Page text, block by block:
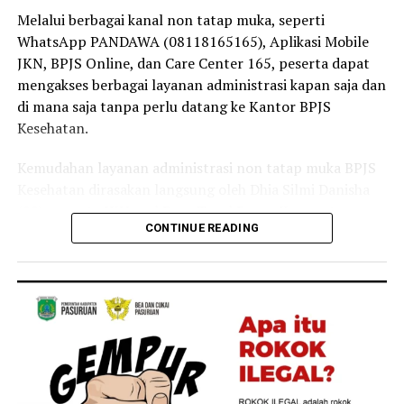
masyarakat tetap dapat mengakses layanan kesehatan
tanpa terkendala biaya,” ujar Linda.
Selain sebagai tenaga kesehatan, Linda juga merasakan
langsung manfaat Program JKN dalam kehidupan
keluarganya.
ringan, seperti batuk dan pilek.
“Keluarga saya juga merasakan langsung manfaat
Program JKN. Saat mengalami keluhan ringan seperti
batuk atau pilek, kami dapat segera memeriksakan diri
dan memperoleh pelayanan kesehatan yang dibutuhkan.
Kehadiran Program JKN membuat kami merasa lebih
tenang karena tidak perlu khawatir terhadap biaya saat
membutuhkan pengobatan,” tuturnya.
Melalui berbagai kanal non tatap muka, seperti
WhatsApp PANDAWA (08118165165), Aplikasi Mobile
JKN, BPJS Online, dan Care Center 165, peserta dapat
mengakses berbagai layanan administrasi kapan saja dan
di mana saja tanpa perlu datang ke Kantor BPJS
Kesehatan.
Kemudahan layanan administrasi non tatap muka BPJS
(22), peserta JKN asal Desa Tegal Besar, Kecamatan
Kaliwates, Kabupaten Jember.
membantunya mengurus kebutuhan administrasi
kepesertaan secara praktis tanpa harus datang ke
Kantor BPJS Kesehatan.
“Saya baru tahu kalau banyak layanan administrasi JKN
ternyata bisa diakses lewat Aplikasi Mobile JKN setelah
CONTINUE READING